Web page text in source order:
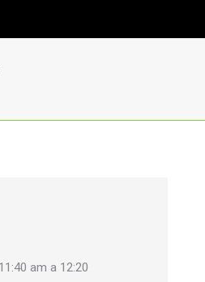
here:
am a 12:20